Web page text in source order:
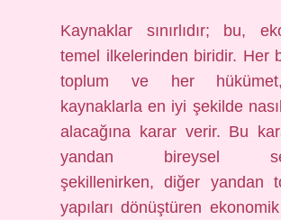
Kaynaklar sınırlıdır; bu,
temel ilkelerinden biridir. Her
toplum ve her hükümet,
kaynaklarla en iyi şekilde
alacağına karar verir. Bu
yandan bireysel
şekillenirken, diğer yandan
yapıları dönüştüren